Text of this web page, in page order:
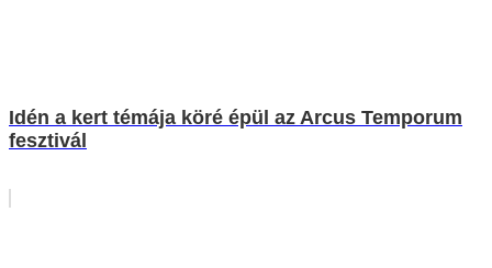
Idén a kert témája köré épül az Arcus Temporum
fesztivál